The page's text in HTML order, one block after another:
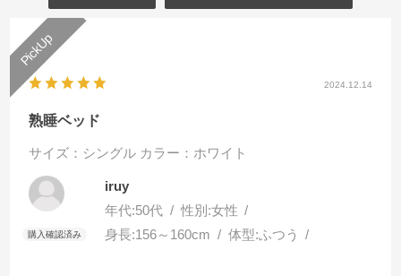
2024.12.14
熟睡ベッド
サイズ：シングル カラー：ホワイト
iruy
年代:50代 性別:女性
身長:156～160cm 体型:ふつう